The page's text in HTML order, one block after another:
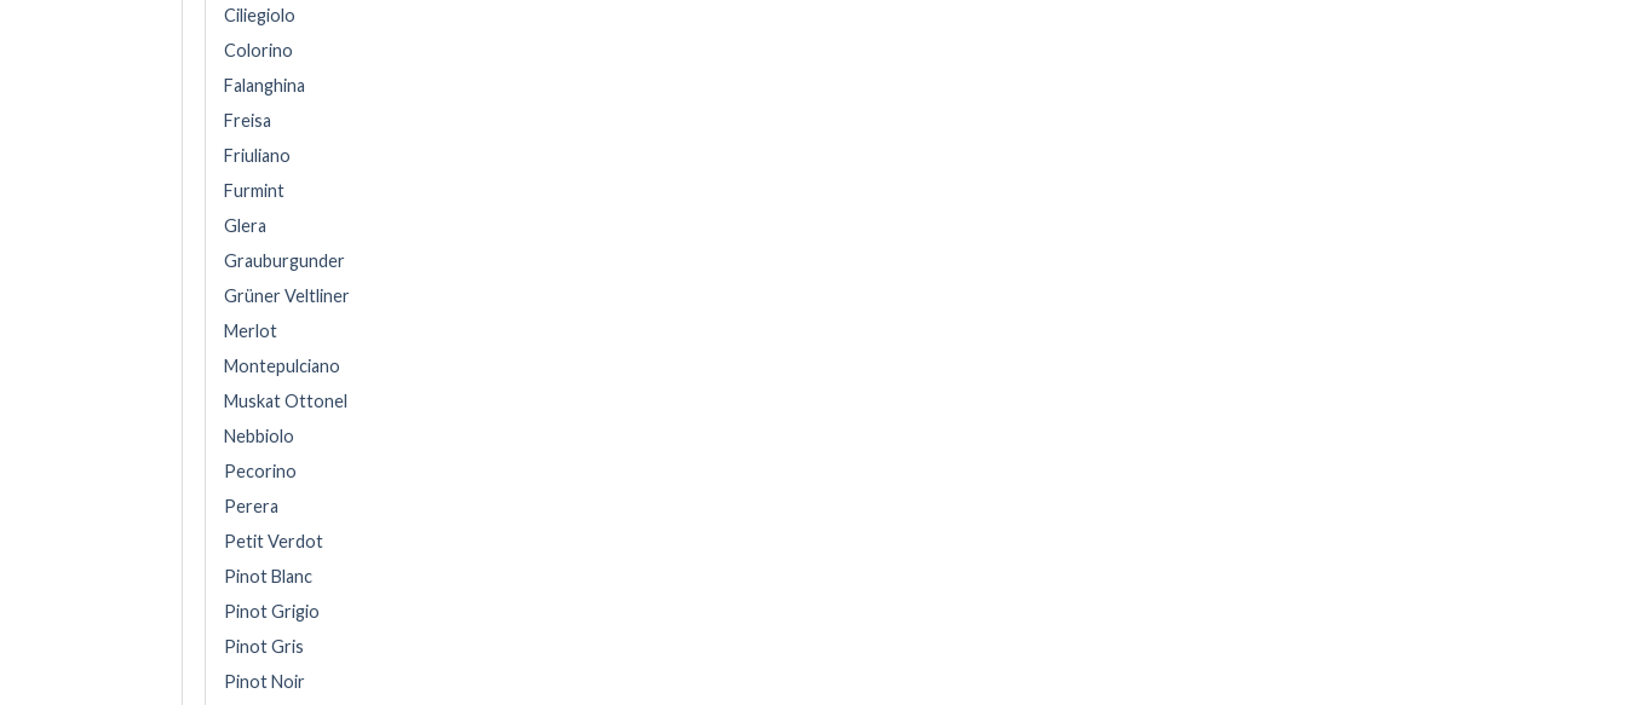
Ciliegiolo
Colorino
Falanghina
Freisa
Friuliano
Furmint
Glera
Grauburgunder
Grüner Veltliner
Merlot
Montepulciano
Muskat Ottonel
Nebbiolo
Pecorino
Perera
Petit Verdot
Pinot Blanc
Pinot Grigio
Pinot Gris
Pinot Noir